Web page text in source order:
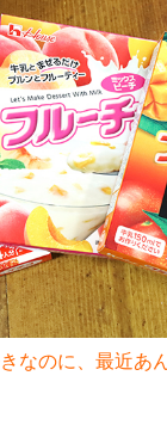
なのに、最近あ